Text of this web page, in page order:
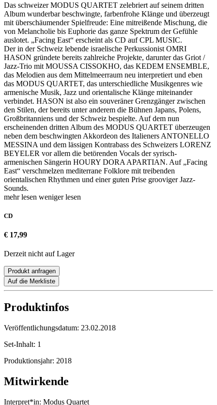
Das schweizer MODUS QUARTET zelebriert auf seinem dritten
Album wunderbar beschwingte, farbenfrohe Klänge und überzeugt
mit überschäumender Spielfreude: Eine mitreißende Mischung, die
von Melancholie bis Euphorie das ganze Spektrum der Gefühle
auslotet. „Facing East“ erscheint als CD auf CPL MUSIC.
Der in der Schweiz lebende israelische Perkussionist OMRI
HASON gründete bereits zahlreiche Projekte, darunter das Griot /
Jazz-Trio mit MOUSSA CISSOKHO, das KEDEM ENSEMBLE,
das Melodien aus dem Mittelmeerraum neu interpretiert und eben
das MODUS QUARTET, das unterschiedliche Musikgenres wie
armenische Musik, Jazz und orientalische Klänge miteinander
verbindet. HASON ist also ein souveräner Grenzgänger zwischen
den Stilen, der bereits unter anderem die Bühnen Japans, Polens,
Großbritanniens und der Schweiz bespielte. Auf dem nun
erscheinenden dritten Album des MODUS QUARTET überzeugen
neben dem beschwingten Akkordeon des Italieners ANTONELLO
MESSINA und dem lässigen Kontrabass des Schweizers LORENZ
BEYELER vor allem die betörenden Vocals der syrisch-
armenischen Sängerin HOURY DORA APARTIAN. Auf „Facing
East“ verschmelzen mediterrane Folklore mit treibenden
orientalischen Rhythmen und einer guten Prise grooviger Jazz-
Sounds.
mehr lesen weniger lesen
CD
€ 17,99
Derzeit nicht auf Lager
Produkt anfragen
Auf die Merkliste
Produktinfos
Veröffentlichungsdatum: 23.02.2018
Set-Inhalt: 1
Produktionsjahr: 2018
Mitwirkende
Interpret*in: Modus Quartet